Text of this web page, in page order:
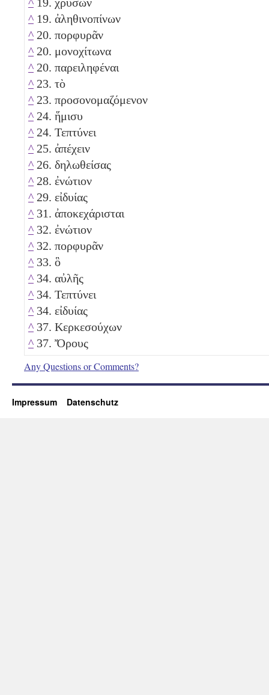
^ 19. ἀληθινοπίνων
^ 20. πορφυρᾶν
^ 20. μονοχίτωνα
^ 20. παρειληφέναι
^ 23. τὸ
^ 23. προσονομαζόμενον
^ 24. ἥμισυ
^ 24. Τεπτύνει
^ 25. ἀπέχειν
^ 26. δηλωθείσας
^ 28. ἐνώτιον
^ 29. εἰδυίας
^ 31. ἀποκεχάρισται
^ 32. ἐνώτιον
^ 32. πορφυρᾶν
^ 33. ὃ
^ 34. αὐλῆς
^ 34. Τεπτύνει
^ 34. εἰδυίας
^ 37. Κερκεσούχων
^ 37. Ὄρους
Any Questions or Comments?
Impressum Datenschutz